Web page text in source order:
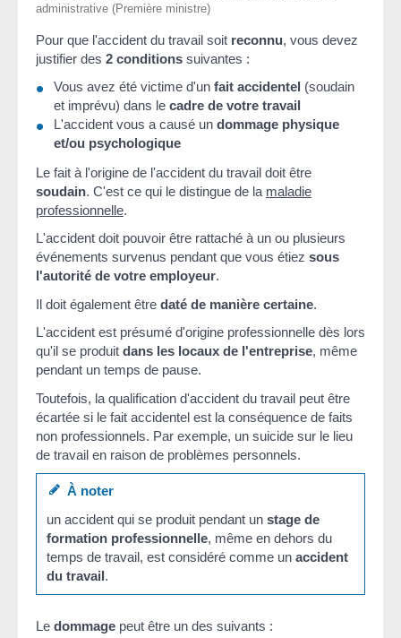
administrative (Première ministre)
Pour que l'accident du travail soit reconnu, vous devez
justifier des 2 conditions suivantes :
Vous avez été victime d'un fait accidentel (soudain
et imprévu) dans le cadre de votre travail
L'accident vous a causé un dommage physique
et/ou psychologique
Le fait à l'origine de l'accident du travail doit être
soudain. C'est ce qui le distingue de la maladie
professionnelle.
L'accident doit pouvoir être rattaché à un ou plusieurs
événements survenus pendant que vous étiez sous
l'autorité de votre employeur.
Il doit également être daté de manière certaine.
L'accident est présumé d'origine professionnelle dès lors
qu'il se produit dans les locaux de l'entreprise, même
pendant un temps de pause.
Toutefois, la qualification d'accident du travail peut être
écartée si le fait accidentel est la conséquence de faits
non professionnels. Par exemple, un suicide sur le lieu
de travail en raison de problèmes personnels.
À noter
un accident qui se produit pendant unstage de
formation professionnelle, même en dehors du
temps de travail, est considéré comme unaccident
du travail.
Le dommage peut être un des suivants :